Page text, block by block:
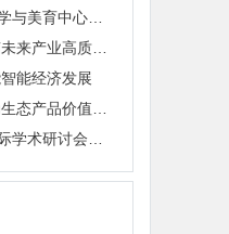
国内首个人工智能美学与美育中心在南开大学成立
邓子纲:加快推动湖南未来产业高质量发展
能经济发展